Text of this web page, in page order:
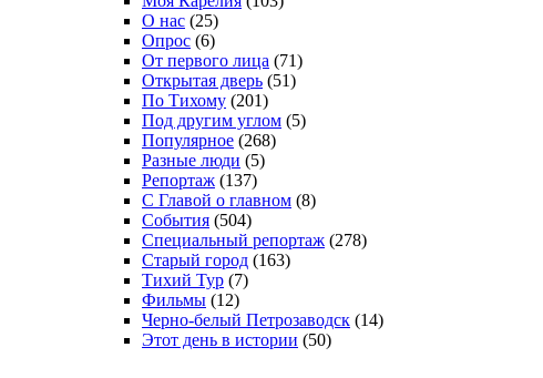
О нас (25)
Опрос (6)
От первого лица (71)
Открытая дверь (51)
По Тихому (201)
Под другим углом (5)
Популярное (268)
Разные люди (5)
Репортаж (137)
С Главой о главном (8)
События (504)
Специальный репортаж (278)
Старый город (163)
Тихий Тур (7)
Фильмы (12)
Черно-белый Петрозаводск (14)
Этот день в истории (50)